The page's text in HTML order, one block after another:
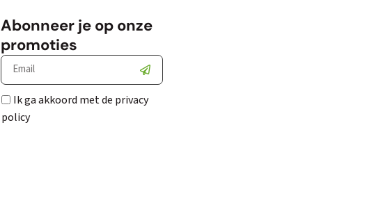
Abonneer je op onze
promoties
Ik ga akkoord met de privacy
policy